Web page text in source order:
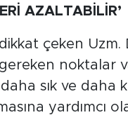
AZALTABİLİR’
çeken Uzm.
noktalar
sık ve daha
yardımcı